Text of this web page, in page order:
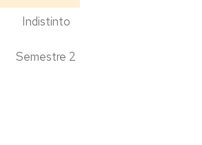
Indistinto
Semestre 2